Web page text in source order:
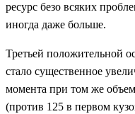
ресурс безо всяких
иногда даже больше.
Третьей положительной
стало существенное
момента при том же
(против 125 в первом